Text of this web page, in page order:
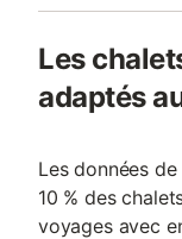
Les
adaptés
Les données
10 % des
voyages avec